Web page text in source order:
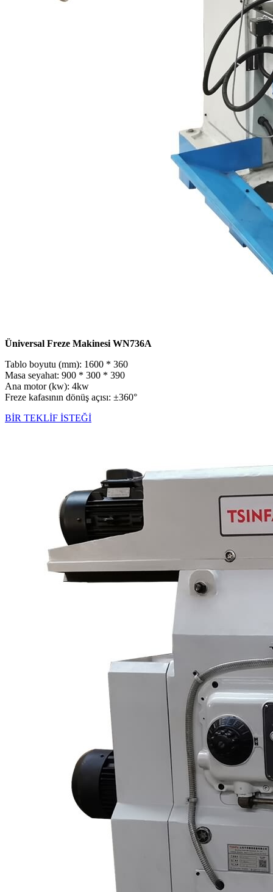
Üniversal Freze Makinesi WN736A
Tablo boyutu (mm): 1600 * 360
Masa seyahat: 900 * 300 * 390
Ana motor (kw): 4kw
Freze kafasının dönüş açısı: ±360°
BİR TEKLİF İSTEĞİ